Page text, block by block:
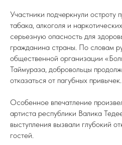
Участники подчеркнули остроту
табака, алкоголя и
серьезную опасность для
гражданина страны. По словам
общественной организации
Таймураза, добровольцы
отказаться от пагубных привычек.
Особенное впечатление
артиста республики Валика
выступления вызвали глубокий
гостей.